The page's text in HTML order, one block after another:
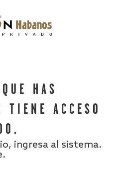
HAS
TIENE ACCESO
ingresa al sistema.